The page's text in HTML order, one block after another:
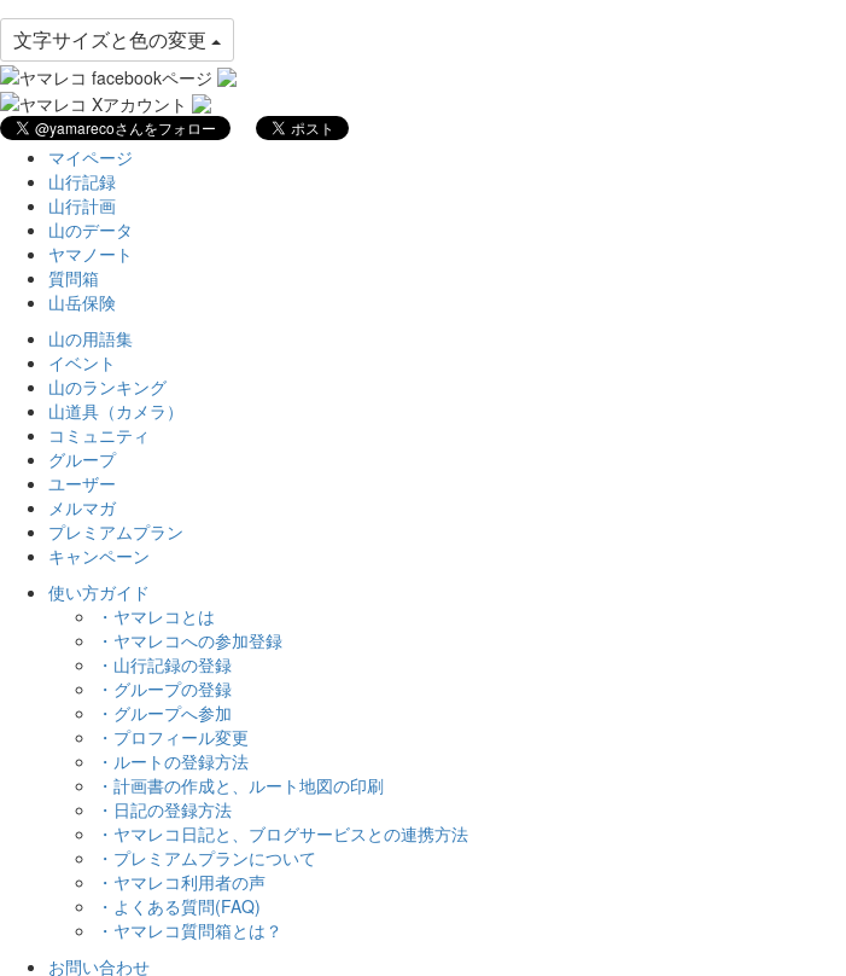
文字サイズと色の変更
マイページ
山行記録
山行計画
山のデータ
ヤマノート
質問箱
山岳保険
山の用語集
イベント
山のランキング
山道具（カメラ）
コミュニティ
グループ
ユーザー
メルマガ
プレミアムプラン
キャンペーン
使い方ガイド
・ヤマレコとは
・ヤマレコへの参加登録
・山行記録の登録
・グループの登録
・グループへ参加
・プロフィール変更
・ルートの登録方法
・計画書の作成と、ルート地図の印刷
・日記の登録方法
・ヤマレコ日記と、ブログサービスとの連携方法
・プレミアムプランについて
・ヤマレコ利用者の声
・よくある質問(FAQ)
・ヤマレコ質問箱とは？
お問い合わせ